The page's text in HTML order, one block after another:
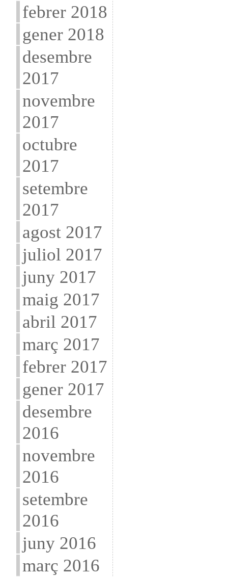
febrer 2018
gener 2018
desembre
2017
novembre
2017
octubre
2017
setembre
2017
agost 2017
juliol 2017
juny 2017
maig 2017
abril 2017
març 2017
febrer 2017
gener 2017
desembre
2016
novembre
2016
setembre
2016
juny 2016
març 2016